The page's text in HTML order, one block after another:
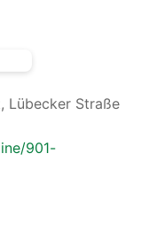
Lübecker Straße
901-